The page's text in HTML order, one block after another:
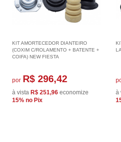
KIT AMORTECEDOR DIANTEIRO
(COXIM C/ROLAMENTO + BATENTE +
COIFA) NEW FIESTA
por R$ 296,42
à vista R$ 251,96 economize
15% no Pix
à